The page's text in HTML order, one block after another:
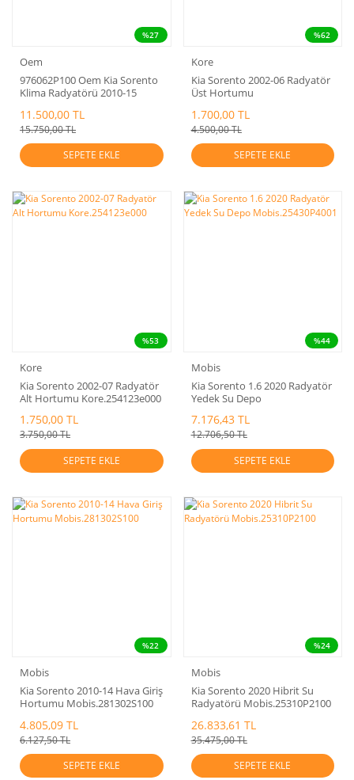
%27
Oem
976062P100 Oem Kia Sorento
Klima Radyatörü 2010-15
11.500,00 TL
15.750,00 TL
SEPETE EKLE
%62
Kore
Kia Sorento 2002-06 Radyatör
Üst Hortumu
1.700,00 TL
4.500,00 TL
SEPETE EKLE
%53
Kore
Kia Sorento 2002-07 Radyatör
Alt Hortumu Kore.254123e000
1.750,00 TL
3.750,00 TL
SEPETE EKLE
%44
Mobis
Kia Sorento 1.6 2020 Radyatör
Yedek Su Depo
7.176,43 TL
12.706,50 TL
SEPETE EKLE
%22
Mobis
Kia Sorento 2010-14 Hava Giriş
Hortumu Mobis.281302S100
4.805,09 TL
6.127,50 TL
SEPETE EKLE
%24
Mobis
Kia Sorento 2020 Hibrit Su
Radyatörü Mobis.25310P2100
26.833,61 TL
35.475,00 TL
SEPETE EKLE